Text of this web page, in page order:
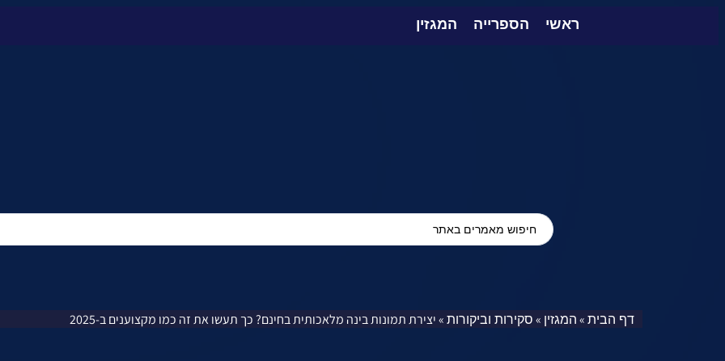
ראשי הספרייה המגזין
דף הבית»המגזין »סקירות וביקורות»יצירת תמונות בינה מלאכותית בחינם? כך תעשו את זה כמו מקצוענים ב-2025